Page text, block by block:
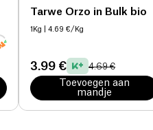
Tarwe Orzo in Bulk bio
1Kg | 4.69 €/Kg
3.99 € 4.69 €
Toevoegen aan
mandje